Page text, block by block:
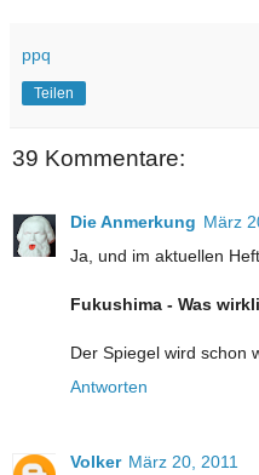
ppq
Teilen
39 Kommentare:
Die Anmerkung März
Ja, und im aktuellen
Fukushima - Was
Der Spiegel wird schon
Antworten
Volker März 20, 2011